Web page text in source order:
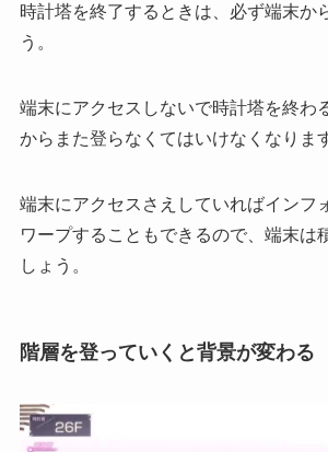
時計塔を終了するときは、 必ず端末か
う。
端末にアクセスしないで時計塔を終わ
からまた登らなくてはいけなくなりま
端末にアクセスさえしていればインフ
ワープすることもできるので、端末は
しょう。
階層を登っていくと背景が変わる